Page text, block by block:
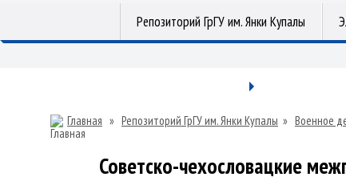
Репозиторий ГрГУ им. Янки Купалы
Главная » Репозиторий ГрГУ им. Янки Купалы » Военное
Советско-чехословацкие